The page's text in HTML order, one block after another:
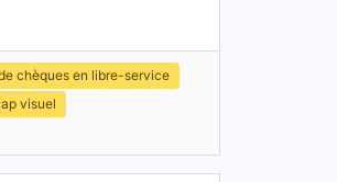
chèques en libre-service
visuel